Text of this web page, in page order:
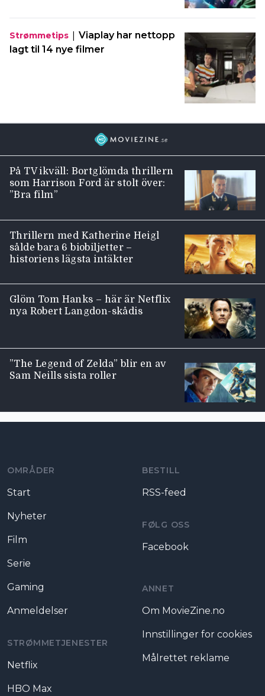
Strømmetips | Viaplay har nettopp
lagt til 14 nye filmer
På TV ikväll: Bortglömda thrillern
som Harrison Ford är stolt över:
”Bra film”
Thrillern med Katherine Heigl
sålde bara 6 biobiljetter –
historiens lägsta intäkter
Glöm Tom Hanks – här är Netflix
nya Robert Langdon-skådis
”The Legend of Zelda” blir en av
Sam Neills sista roller
OMRÅDER
Start
Nyheter
Film
Serie
Gaming
Anmeldelser
STRØMMETJENESTER
Netflix
HBO Max
BESTILL
RSS-feed
FØLG OSS
Facebook
ANNET
Om MovieZine.no
Innstillinger for cookies
Målrettet reklame